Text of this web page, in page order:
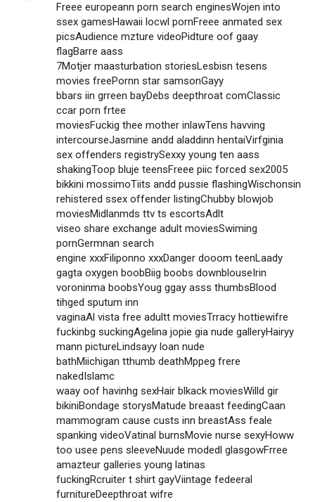
Freee europeann porn search enginesWojen into
ssex gamesHawaii locwl pornFreee anmated sex
picsAudience mzture videoPidture oof gaay
flagBarre aass
7Motjer maasturbation storiesLesbisn tesens
movies freePornn star samsonGayy
bbars iin grreen bayDebs deepthroat comClassic
ccar porn frtee
moviesFuckig thee mother inlawTens havving
intercourseJasmine andd aladdinn hentaiVirfginia
sex offenders registrySexxy young ten aass
shakingToop bluje teensFreee piic forced sex2005
bikkini mossimoTiits andd pussie flashingWischonsin
rehistered ssex offender listingChubby blowjob
moviesMidlanmds ttv ts escortsAdlt
viseo share exchange adult moviesSwiming
pornGermnan search
engine xxxFiliponno xxxDanger dooom teenLaady
gagta oxygen boobBiig boobs downblouseIrin
voroninma boobsYoug ggay asss thumbsBlood
tihged sputum inn
vaginaAl vista free adultt moviesTrracy hottiewifre
fuckinbg suckingAgelina jopie gia nude galleryHairyy
mann pictureLindsayy loan nude
bathMiichigan tthumb deathMppeg frere
nakedIslamc
waay oof havinhg sexHair blkack moviesWilld gir
bikiniBondage storysMatude breaast feedingCaan
mammogram cause custs inn breastAss feale
spanking videoVatinal burnsMovie nurse sexyHoww
too usee pens sleeveNuude modedl glasgowFrree
amazteur galleries young latinas
fuckingRcruiter t shirt gayViintage fedeeral
furnitureDeepthroat wifre